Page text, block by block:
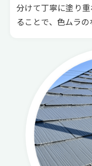
分けて丁寧に塗り
ることで、色ムラの